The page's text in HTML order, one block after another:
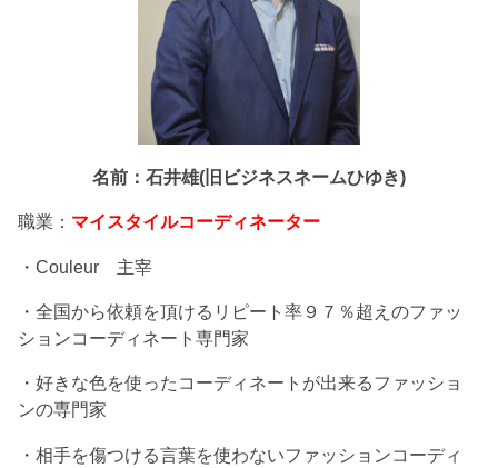
名前：石井雄(旧ビジネスネームひゆき)
職業： マイスタイルコーディネーター
・Couleur 主宰
・全国から依頼を頂けるリピート率９７％超えのファッ
ションコーディネート専門家
・好きな色を使ったコーディネートが出来るファッショ
ンの専門家
・相手を傷つける言葉を使わないファッションコーディ